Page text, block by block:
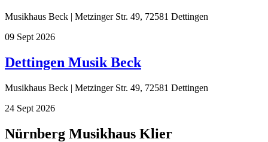
Musikhaus Beck | Metzinger Str. 49, 72581 Dettingen
09 Sept 2026
Dettingen Musik Beck
Musikhaus Beck | Metzinger Str. 49, 72581 Dettingen
24 Sept 2026
Nürnberg Musikhaus Klier